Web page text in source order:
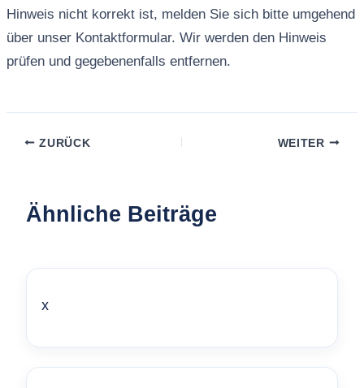
Hinweis nicht korrekt ist, melden Sie sich bitte umgehend
über unser Kontaktformular. Wir werden den Hinweis
prüfen und gegebenenfalls entfernen.
ZURÜCK WEITER
Ähnliche Beiträge
x